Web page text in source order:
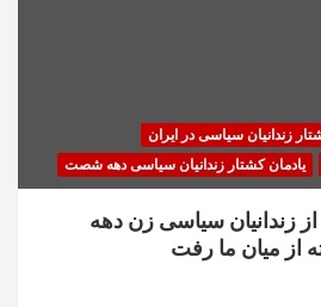
زندانیان سیاسی در ایران
یادمان کشتار زندانیان سیاسی دهه شصت
زندانیان سیاسی زن دهه
میان ما رفت